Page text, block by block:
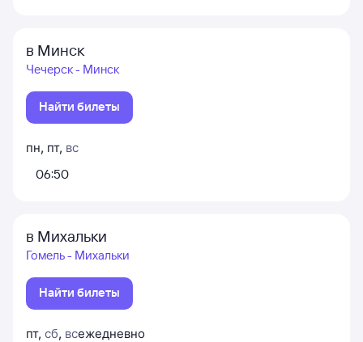
в Минск
Чечерск - Минск
Найти билеты
пн, пт, вс
06:50
в Михальки
Гомель - Михальки
Найти билеты
пт, сб, всежедневно